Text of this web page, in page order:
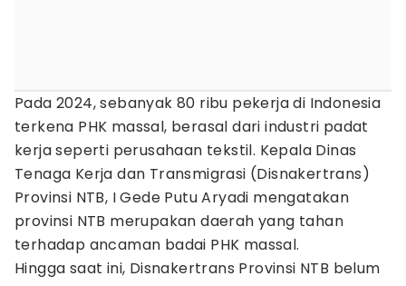
Pada 2024, sebanyak 80 ribu pekerja di Indonesia
terkena PHK massal, berasal dari industri padat
kerja seperti perusahaan tekstil. Kepala Dinas
Tenaga Kerja dan Transmigrasi (Disnakertrans)
Provinsi NTB, I Gede Putu Aryadi mengatakan
provinsi NTB merupakan daerah yang tahan
terhadap ancaman badai PHK massal.
Hingga saat ini, Disnakertrans Provinsi NTB belum